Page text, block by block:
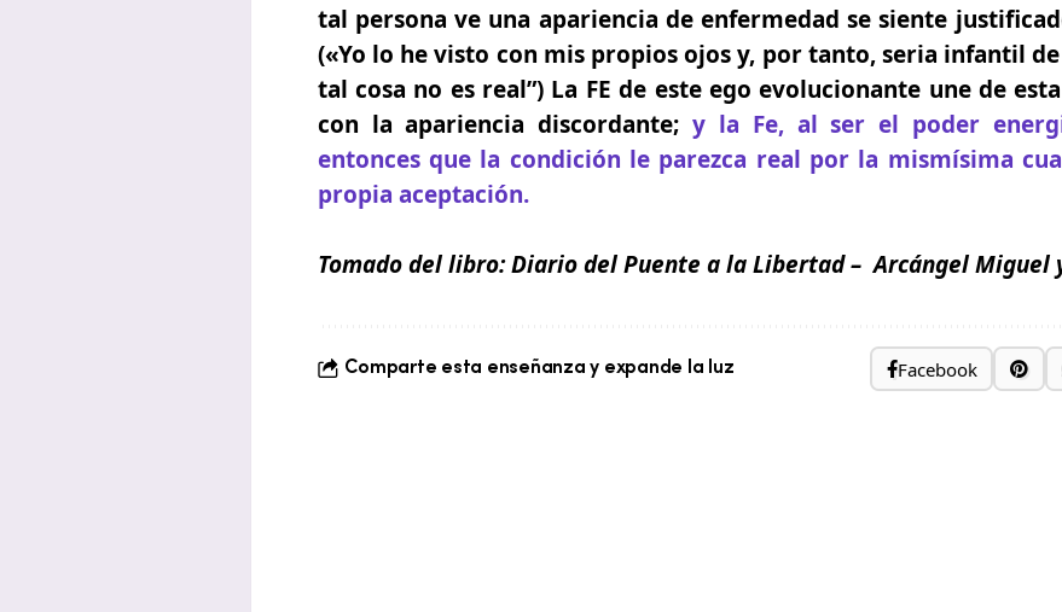
tal persona ve una apariencia de enfermedad se siente
(«Yo lo he visto con mis propios ojos y, por tanto, seria infantil
tal cosa no es real”) La FE de este ego evolucionante une de
con la apariencia discordante;y la Fe, al ser el poder
entonces que la condición le parezca real por la mismísima
propia aceptación.
Tomado del libro:Diario del Puente a la Libertad– Arcángel Miguel
Comparte esta enseñanza y expande la luz Facebook